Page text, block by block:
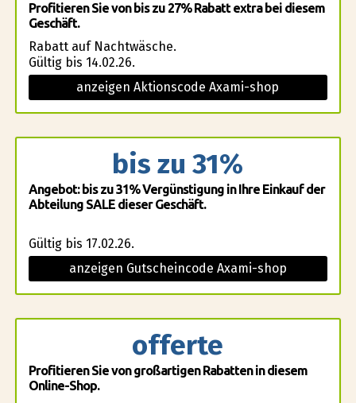
Profitieren Sie von bis zu 27% Rabatt extra bei diesem
Geschäft.
Rabatt auf Nachtwäsche.
Gültig bis 14.02.26.
anzeigen Aktionscode Axami-shop
bis zu 31%
Angebot: bis zu 31% Vergünstigung in Ihre Einkauf der
Abteilung SALE dieser Geschäft.
Gültig bis 17.02.26.
anzeigen Gutscheincode Axami-shop
offerte
Profitieren Sie von großartigen Rabatten in diesem
Online-Shop.